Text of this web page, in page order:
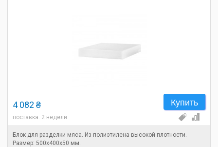
Купить
4 082 ₴
поставка: 2 недели
Блок для разделки мяса. Из полиэтилена высокой плотности.
Размер: 500х400х50 мм.